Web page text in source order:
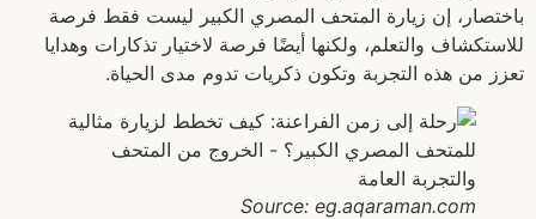
باختصار، إن زيارة المتحف المصري الكبير ليست فقط فرصة
للاستكشاف والتعلم، ولكنها أيضًا فرصة لاختيار تذكارات وهدايا
تعزز من هذه التجربة وتكون ذكريات تدوم مدى الحياة.
Source: eg.aqaraman.com